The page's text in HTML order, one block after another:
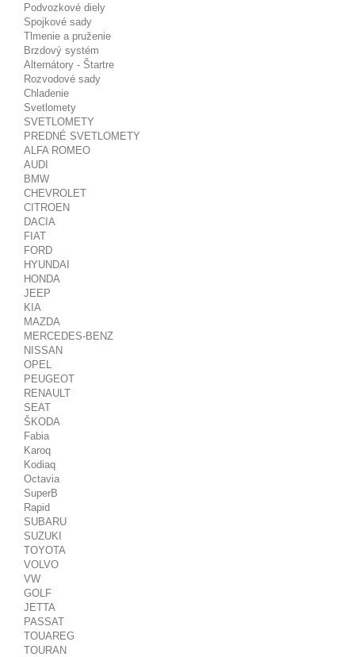
Podvozkové diely
Spojkové sady
Tlmenie a pruženie
Brzdový systém
Alternátory - Štartre
Rozvodové sady
Chladenie
Svetlomety
SVETLOMETY
PREDNÉ SVETLOMETY
ALFA ROMEO
AUDI
BMW
CHEVROLET
CITROEN
DACIA
FIAT
FORD
HYUNDAI
HONDA
JEEP
KIA
MAZDA
MERCEDES-BENZ
NISSAN
OPEL
PEUGEOT
RENAULT
SEAT
ŠKODA
Fabia
Karoq
Kodiaq
Octavia
SuperB
Rapid
SUBARU
SUZUKI
TOYOTA
VOLVO
VW
GOLF
JETTA
PASSAT
TOUAREG
TOURAN